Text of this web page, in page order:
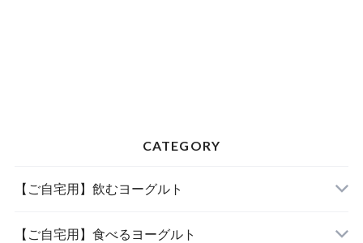
CATEGORY
【ご自宅用】飲むヨーグルト
【ご自宅用】食べるヨーグルト